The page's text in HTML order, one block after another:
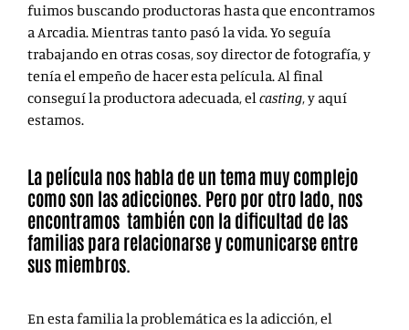
fuimos buscando productoras hasta que encontramos
a Arcadia. Mientras tanto pasó la vida. Yo seguía
trabajando en otras cosas, soy director de fotografía, y
tenía el empeño de hacer esta película. Al final
conseguí la productora adecuada, elcasting, y aquí
estamos.
La película nos habla de un tema muy complejo
como son las adicciones. Pero por otro lado, nos
encontramos también con la dificultad de las
familias para relacionarse y comunicarse entre
sus miembros.
En esta familia la problemática es la adicción, el